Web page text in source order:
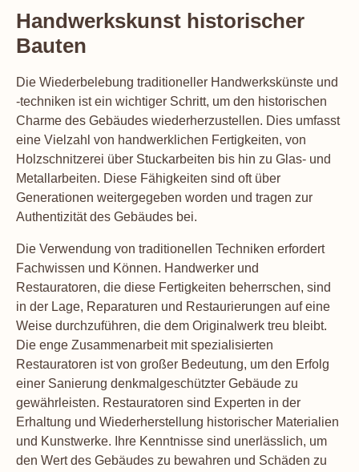
Handwerkskunst historischer
Bauten
Die Wiederbelebung traditioneller Handwerkskünste und
-techniken ist ein wichtiger Schritt, um den historischen
Charme des Gebäudes wiederherzustellen. Dies umfasst
eine Vielzahl von handwerklichen Fertigkeiten, von
Holzschnitzerei über Stuckarbeiten bis hin zu Glas- und
Metallarbeiten. Diese Fähigkeiten sind oft über
Generationen weitergegeben worden und tragen zur
Authentizität des Gebäudes bei.
Die Verwendung von traditionellen Techniken erfordert
Fachwissen und Können. Handwerker und
Restauratoren, die diese Fertigkeiten beherrschen, sind
in der Lage, Reparaturen und Restaurierungen auf eine
Weise durchzuführen, die dem Originalwerk treu bleibt.
Die enge Zusammenarbeit mit spezialisierten
Restauratoren ist von großer Bedeutung, um den Erfolg
einer Sanierung denkmalgeschützter Gebäude zu
gewährleisten. Restauratoren sind Experten in der
Erhaltung und Wiederherstellung historischer Materialien
und Kunstwerke. Ihre Kenntnisse sind unerlässlich, um
den Wert des Gebäudes zu bewahren und Schäden zu